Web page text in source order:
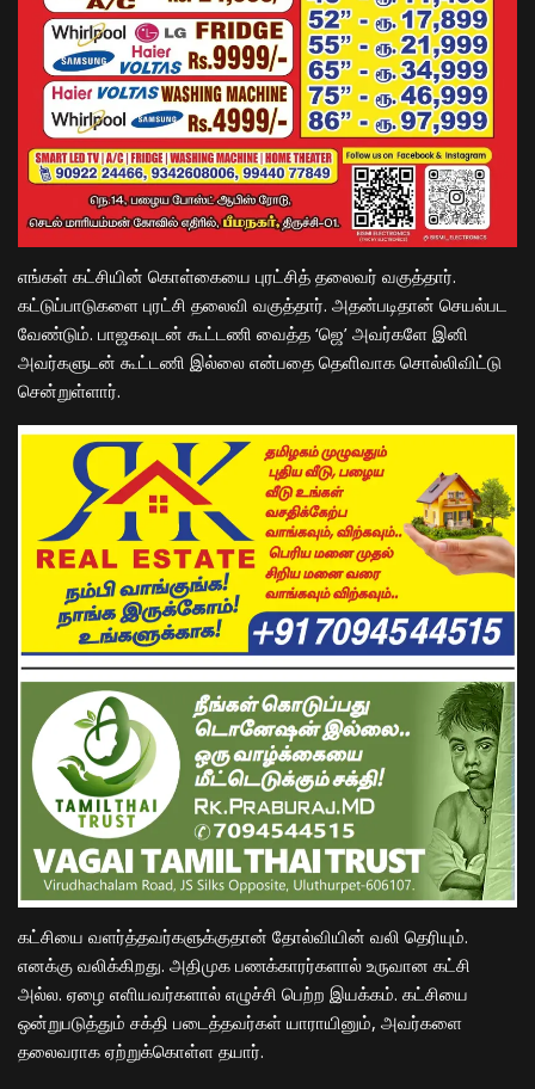
எங்கள் கட்சியின் கொள்கையை புரட்சித் தலைவர் வகுத்தார்.
கட்டுப்பாடுகளை புரட்சி தலைவி வகுத்தார். அதன்படிதான் செயல்பட
வேண்டும். பாஜகவுடன் கூட்டணி வைத்த ‘ஜெ’ அவர்களே இனி
அவர்களுடன் கூட்டணி இல்லை என்பதை தெளிவாக சொல்லிவிட்டு
சென்றுள்ளார்.
கட்சியை வளர்த்தவர்களுக்குதான் தோல்வியின் வலி தெரியும்.
எனக்கு வலிக்கிறது. அதிமுக பணக்காரர்களால் உருவான கட்சி
அல்ல. ஏழை எளியவர்களால் எழுச்சி பெற்ற இயக்கம். கட்சியை
ஒன்றுபடுத்தும் சக்தி படைத்தவர்கள் யாராயினும், அவர்களை
தலைவராக ஏற்றுக்கொள்ள தயார்.